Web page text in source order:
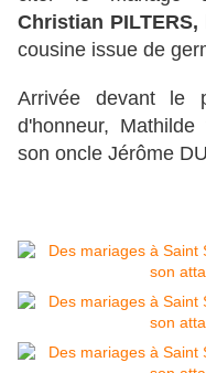
Christian PILTERS,
cousine issue de
Arrivée devant le
d'honneur,
son oncle Jérôme